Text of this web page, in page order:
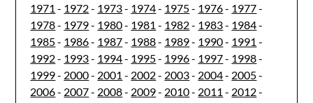
1971 - 1972- 1973- 1974- 1975- 1976- 1977-
1978- 1979- 1980- 1981 - 1982- 1983- 1984-
1985- 1986- 1987- 1988- 1989- 1990- 1991 -
1992- 1993- 1994- 1995- 1996- 1997- 1998-
1999- 2000- 2001 - 2002- 2003- 2004- 2005-
2006- 2007- 2008- 2009- 2010- 2011 - 2012-